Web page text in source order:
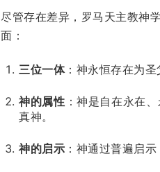
尽管存在差异，罗马天主教神
面：
三位一体：神永恒存在为圣
神的属性 ：神是自在永在
真神。
神的启示 ：神通过普遍启